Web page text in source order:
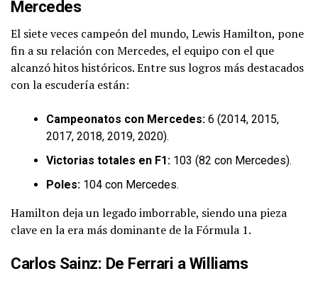
Mercedes
El siete veces campeón del mundo, Lewis Hamilton, pone
fin a su relación con Mercedes, el equipo con el que
alcanzó hitos históricos. Entre sus logros más destacados
con la escudería están:
Campeonatos con Mercedes: 6 (2014, 2015,
2017, 2018, 2019, 2020).
Victorias totales en F1: 103 (82 con Mercedes).
Poles: 104 con Mercedes.
Hamilton deja un legado imborrable, siendo una pieza
clave en la era más dominante de la Fórmula 1.
Carlos Sainz: De Ferrari a Williams